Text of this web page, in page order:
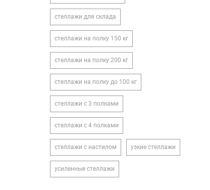
стеллажи для склада
стеллажи на полку 150 кг
стеллажи на полку 200 кг
стеллажи на полку до 100 кг
стеллажи с 3 полками
стеллажи с 4 полками
стеллажи с настилом узкие стеллажи
усиленные стеллажи